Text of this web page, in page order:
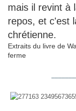
mais il revint à
repos, et c'est
chrétienne.
Extraits du livre de
ferme